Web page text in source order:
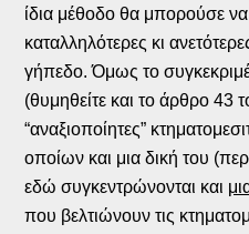
ίδια μέθοδο θα μπορούσε
καταλληλότερες κι
γήπεδο. Όμως το
(θυμηθείτε και το άρθρο 43
“αναξιοποίητες”
οποίων και μια δική του
εδώ συγκεντρώνονται και
που βελτιώνουν τις